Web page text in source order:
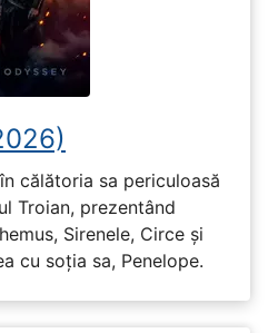
călătoria sa periculoasă
Troian, prezentând
Sirenele, Circe și
cu soția sa, Penelope.